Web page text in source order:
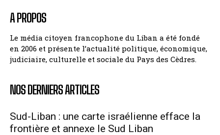
A PROPOS
Le média citoyen francophone du Liban a été fondé
en 2006 et présente l’actualité politique, économique,
judiciaire, culturelle et sociale du Pays des Cèdres.
NOS DERNIERS ARTICLES
Sud-Liban : une carte israélienne efface la
frontière et annexe le Sud Liban